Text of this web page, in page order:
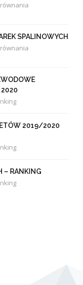
SPALINOWYCH
2020
2019/2020
– RANKING